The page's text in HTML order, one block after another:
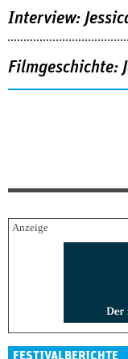
Interview:
Filmgeschichte:
FESTIVALBERICHTE